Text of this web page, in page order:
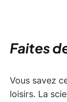
Faites
Vous savez
loisirs. La